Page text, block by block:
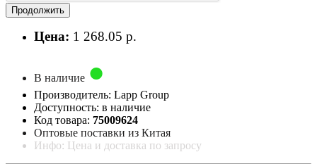
Продолжить
Цена: 1 268.05 р.
В наличие
Производитель: Lapp Group
Доступность: в наличие
Код товара: 75009624
Оптовые поставки из Китая
Инфо: Цена и доставка по запросу